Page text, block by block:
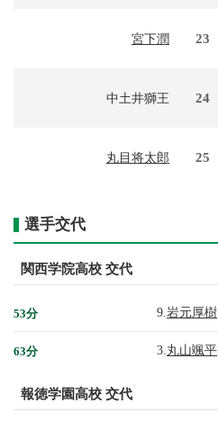
宮下潤 23
中土井獅王 24
丸目将太郎 25
選手交代
関西学院高校 交代
53分 9. 岩元厚樹
63分 3. 丸山颯平
報徳学園高校 交代